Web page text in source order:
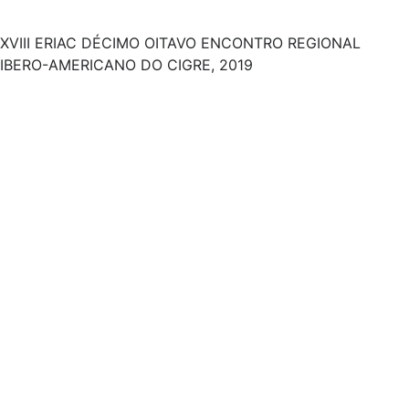
XVIII ERIAC DÉCIMO OITAVO ENCONTRO REGIONAL
IBERO-AMERICANO DO CIGRE, 2019